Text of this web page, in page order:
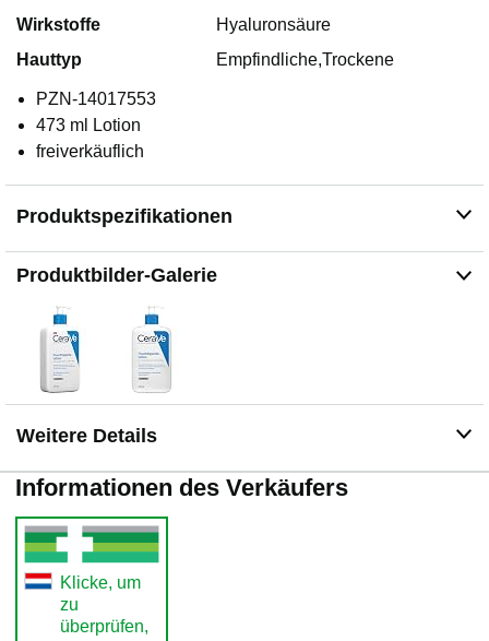
Wirkstoffe
Hyaluronsäure
Hauttyp
Empfindliche,Trockene
PZN-14017553
473 ml Lotion
freiverkäuflich
Produktspezifikationen
Produktbilder-Galerie
Weitere Details
Informationen des Verkäufers
Klicke, um
zu
überprüfen,